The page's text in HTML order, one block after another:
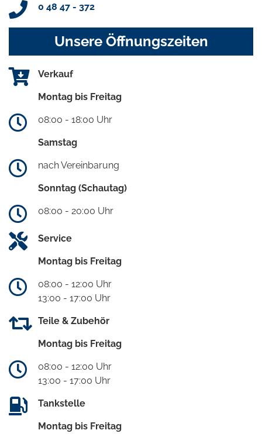
0 48 47 - 372
Unsere Öffnungszeiten
Verkauf
Montag bis Freitag
08:00 - 18:00 Uhr
Samstag
nach Vereinbarung
Sonntag (Schautag)
08:00 - 20:00 Uhr
Service
Montag bis Freitag
08:00 - 12:00 Uhr
13:00 - 17:00 Uhr
Teile & Zubehör
Montag bis Freitag
08:00 - 12:00 Uhr
13:00 - 17:00 Uhr
Tankstelle
Montag bis Freitag